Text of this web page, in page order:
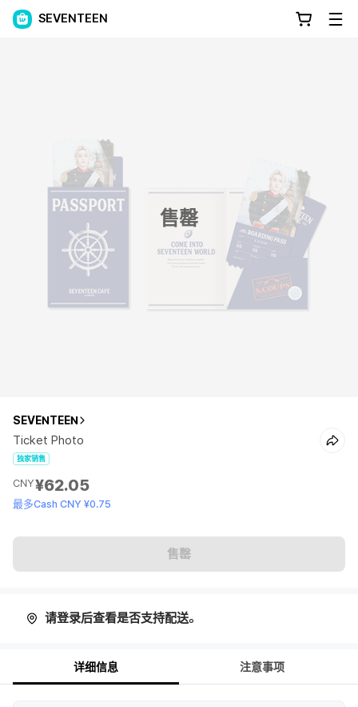
SEVENTEEN
售罄
SEVENTEEN
Ticket Photo
独家销售
CNY¥62.05
最多Cash CNY ¥0.75
售罄
请登录后查看是否支持配送。
详细信息 注意事项